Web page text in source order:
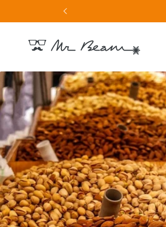
directamente
al contenido